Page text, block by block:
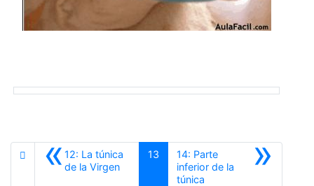
«12: La túnica
de la VirgenAnterior
13 »
14: Parte
inferior de la
túnicaSiguiente